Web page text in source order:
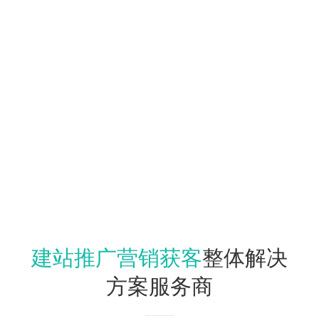
建站推广营销获客整体解决
方案服务商